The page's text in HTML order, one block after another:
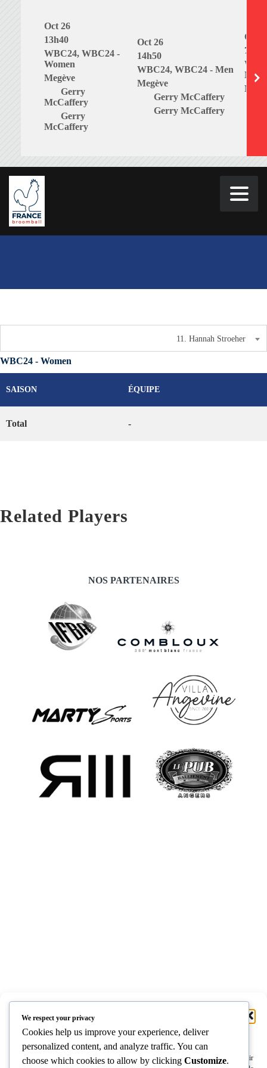
cookies
Pour offrir les meilleures expériences, nous utilisons des technologies telles que les
cookies pour stocker et/ou accéder aux informations des appareils. Le fait de consentir
Oct 26
13h40
WBC24, WBC24 -
Women
Megève
Gerry
McCaffery
Gerry
McCaffery
Oct 26
14h50
WBC24, WBC24 - Men
Megève
Gerry McCaffery
Gerry McCaffery
Oct
7h00
11. Hannah Stroeher
WBC24 - Women
SAISON ÉQUIPE
Total -
Related Players
NOS PARTENAIRES
FRANCE
AFBG
We respect your privacy
Cookies help us improve your experience, deliver
personalized content, and analyze traffic. You can
choose which cookies to allow by clicking Customize.